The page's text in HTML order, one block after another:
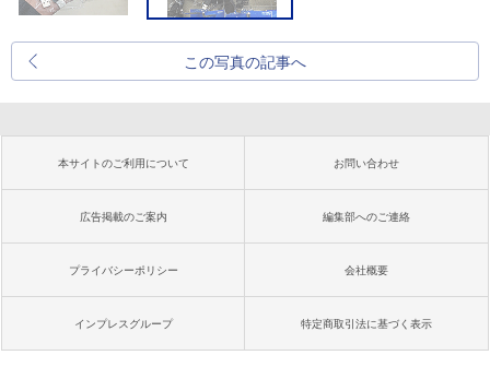
この写真の記事へ
本サイトのご利用について お問い合わせ
広告掲載のご案内 編集部へのご連絡
プライバシーポリシー 会社概要
インプレスグループ 特定商取引法に基づく表示